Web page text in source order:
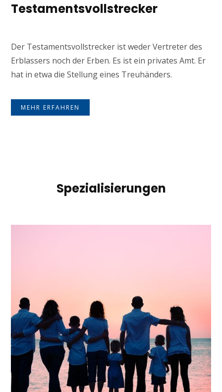
Testamentsvollstrecker
Der Testamentsvollstrecker ist weder Vertreter des
Erblassers noch der Erben. Es ist ein privates Amt. Er
hat in etwa die Stellung eines Treuhänders.
MEHR ERFAHREN
Spezialisierungen